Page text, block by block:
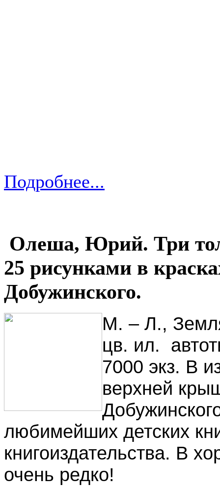
Подробнее...
Олеша, Юрий. Три
25 рисунками в
Добужинского.
М. – Л.,
цв. ил.
7000 экз. В
верхней
любимейших детских
книгоиздательства. В
очень редко!